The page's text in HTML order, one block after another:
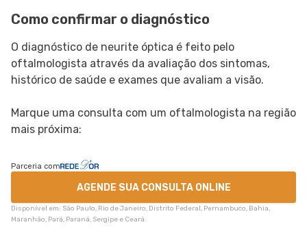
Como confirmar o diagnóstico
O diagnóstico de neurite óptica é feito pelo
oftalmologista através da avaliação dos sintomas,
histórico de saúde e exames que avaliam a visão.
Marque uma consulta com um oftalmologista na região
mais próxima:
Parceria com
AGENDE SUA CONSULTA ONLINE
Disponível em: São Paulo, Rio de Janeiro, Distrito Federal, Pernambuco, Bahia,
Maranhão, Pará, Paraná, Sergipe e Ceará.